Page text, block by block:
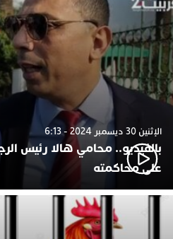
الإثنين 30 ديسمبر 2024 - 6:13
بالفيديو.. محامي هالا رئيس
على محاكمته